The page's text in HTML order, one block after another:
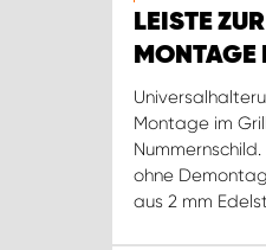
LEISTE
MONTAGE
Montage im
ohne
aus 2 mm